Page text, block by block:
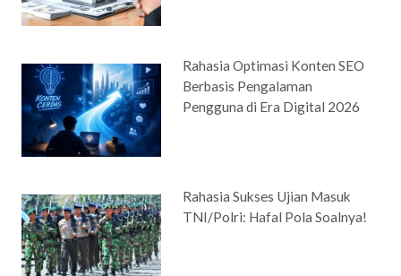
Rahasia Optimasi Konten SEO
Berbasis Pengalaman
Pengguna di Era Digital 2026
Rahasia Sukses Ujian Masuk
TNI/Polri: Hafal Pola Soalnya!